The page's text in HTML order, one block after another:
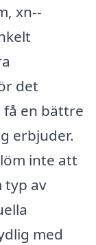
xn--
det
en bättre
erbjuder.
inte att
typ av
med